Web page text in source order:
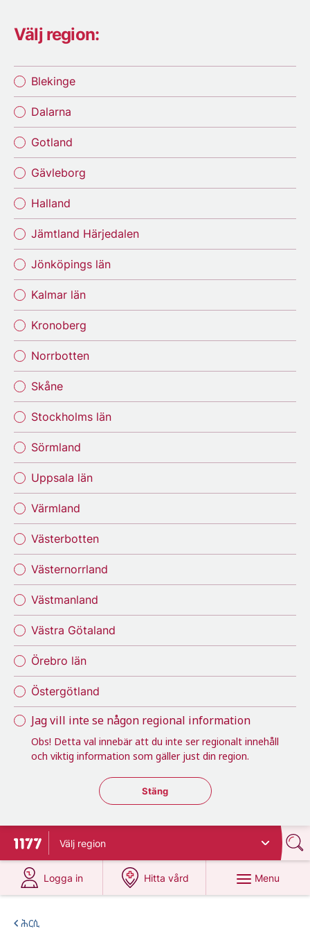
Välj region:
Blekinge
Dalarna
Gotland
Gävleborg
Halland
Jämtland Härjedalen
Jönköpings län
Kalmar län
Kronoberg
Norrbotten
Skåne
Stockholms län
Sörmland
Uppsala län
Värmland
Västerbotten
Västernorrland
Västmanland
Västra Götaland
Örebro län
Östergötland
Jag vill inte se någon regional information
Obs! Detta val innebär att du inte ser regionalt innehåll
och viktig information som gäller just din region.
Stäng regionsväljaren
Stäng
To start page for 1177
Välj region
Logga in
at 1177.se
Hitta vård
at 1177.se
Menu
ሕርሲ